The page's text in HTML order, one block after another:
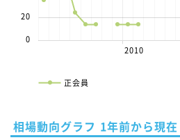
2010
0
20
正会員
相場動向グラフ 1年前から現在